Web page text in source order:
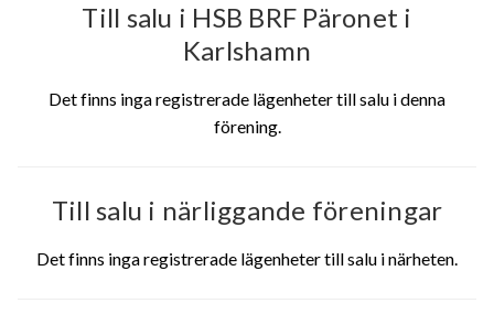
Till salu i HSB BRF Päronet i
Karlshamn
Det finns inga registrerade lägenheter till salu i denna
förening.
Till salu i närliggande föreningar
Det finns inga registrerade lägenheter till salu i närheten.